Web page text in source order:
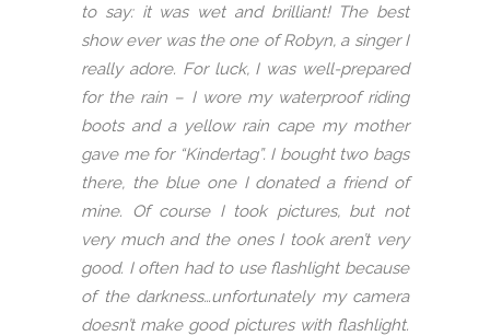
to say: it was wet and brilliant! The best
show ever was the one of Robyn, a singer I
really adore. For luck, I was well-prepared
for the rain – I wore my waterproof riding
boots and a yellow rain cape my mother
gave me for “Kindertag”. I bought two bags
there, the blue one I donated a friend of
mine. Of course I took pictures, but not
very much and the ones I took aren’t very
good. I often had to use flashlight because
of the darkness…unfortunately my camera
doesn’t make good pictures with flashlight.